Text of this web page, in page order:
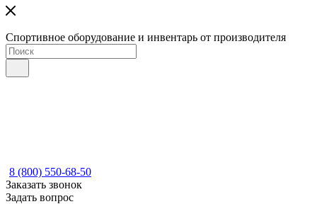
Спортивное оборудование и инвентарь от производителя
8 (800) 550-68-50
Заказать звонок
Задать вопрос